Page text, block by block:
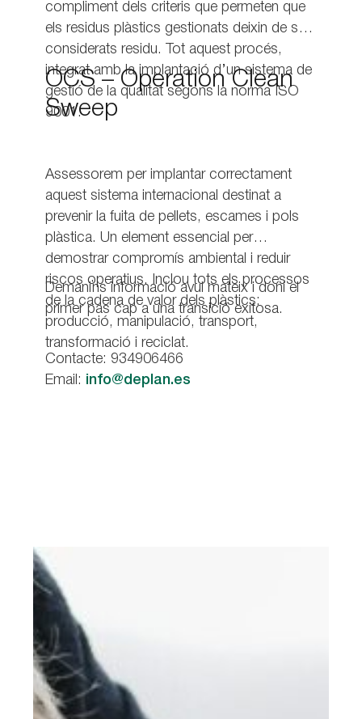
compliment dels criteris que permeten que
els residus plàstics gestionats deixin de ser
considerats residu. Tot aquest procés,
integrat amb la implantació d’un sistema de
gestió de la qualitat segons la norma ISO
9001.
OCS – Operation Clean
Sweep
Assessorem per implantar correctament
aquest sistema internacional destinat a
prevenir la fuita de pellets, escames i pols
plàstica. Un element essencial per
demostrar compromís ambiental i reduir
riscos operatius. Inclou tots els processos
de la cadena de valor dels plàstics:
producció, manipulació, transport,
transformació i reciclat.
Demani’ns informació avui mateix i doni el
primer pas cap a una transició exitosa.
Contacte: 934906466
Email: info@deplan.es